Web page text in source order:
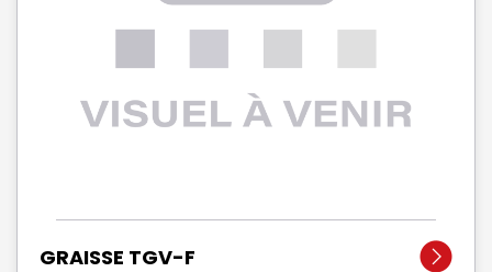
GRAISSE TGV-F